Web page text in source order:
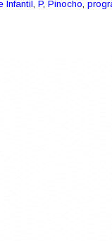
Infantil P, Pinocho